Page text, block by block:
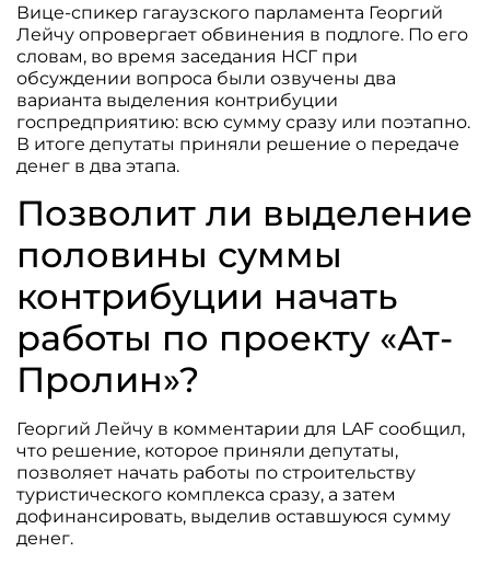
Вице-спикер гагаузского парламента Георгий
Лейчу опровергает обвинения в подлоге. По его
словам, во время заседания НСГ при
обсуждении вопроса были озвучены два
варианта выделения контрибуции
госпредприятию: всю сумму сразу или поэтапно.
В итоге депутаты приняли решение о передаче
денег в два этапа.
Позволит ли выделение
половины суммы
контрибуции начать
работы по проекту «Ат-
Пролин»?
Георгий Лейчу в комментарии для LAF сообщил,
что решение, которое приняли депутаты,
позволяет начать работы по строительству
туристического комплекса сразу, а затем
дофинансировать, выделив оставшуюся сумму
денег.